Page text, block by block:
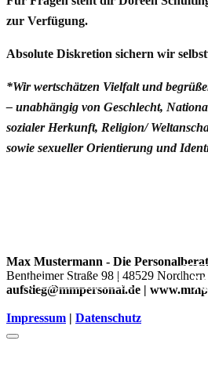
Zurück zu den Jobs
zur Verfügung.
Absolute Diskretion sichern wir
*Wir wertschätzen Vielfalt und
– unabhängig von Geschlecht,
sozialer Herkunft, Religion/
sowie sexueller Orientierung und
Max Mustermann - Die
Bentheimer Straße 98 | 48529 Nordhorn
aufstieg@mmpersonal.de |
Impressum | Datenschutz